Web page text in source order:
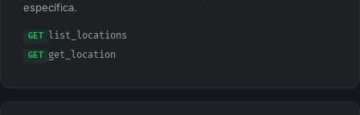
específica.
GET list_locations
GET get_location